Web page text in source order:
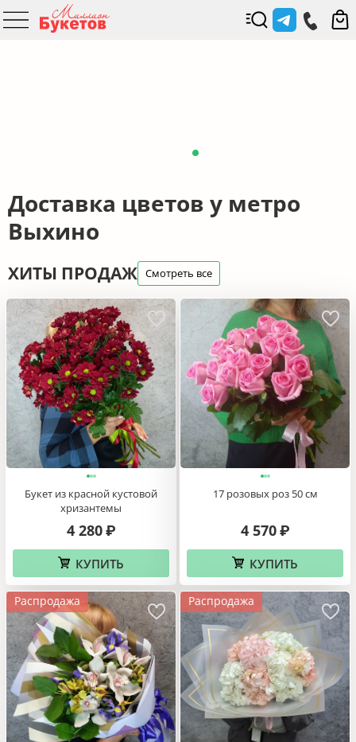
Доставка цветов у метро
Выхино
ХИТЫ ПРОДАЖ Смотреть все
Букет из красной кустовой
хризантемы
4 280 ₽
КУПИТЬ
17 розовых роз 50 см
4 570 ₽
КУПИТЬ
Распродажа Распродажа